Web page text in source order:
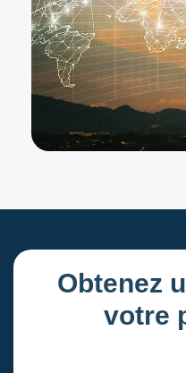
Obtenez
votre